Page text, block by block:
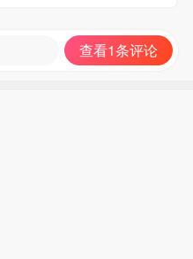
查看1条评论